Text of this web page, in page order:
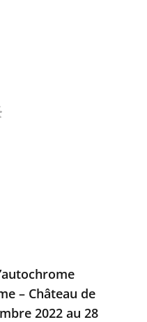
– Château de
2022 au 28